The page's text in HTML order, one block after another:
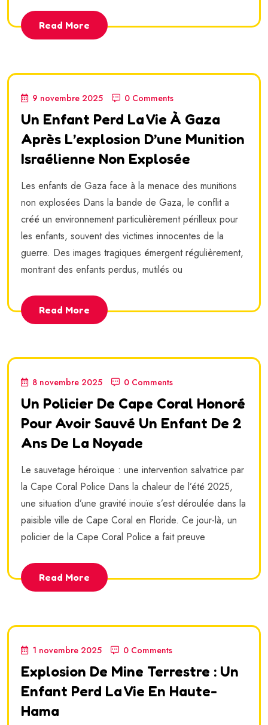
Read More
9 novembre 2025 0 Comments
Un Enfant Perd La Vie À Gaza
Après L’explosion D’une Munition
Israélienne Non Explosée
Les enfants de Gaza face à la menace des munitions
non explosées Dans la bande de Gaza, le conflit a
créé un environnement particulièrement périlleux pour
les enfants, souvent des victimes innocentes de la
guerre. Des images tragiques émergent régulièrement,
montrant des enfants perdus, mutilés ou
Read More
8 novembre 2025 0 Comments
Un Policier De Cape Coral Honoré
Pour Avoir Sauvé Un Enfant De 2
Ans De La Noyade
Le sauvetage héroïque : une intervention salvatrice par
la Cape Coral Police Dans la chaleur de l’été 2025,
une situation d’une gravité inouïe s’est déroulée dans la
paisible ville de Cape Coral en Floride. Ce jour-là, un
policier de la Cape Coral Police a fait preuve
Read More
1 novembre 2025 0 Comments
Explosion De Mine Terrestre : Un
Enfant Perd La Vie En Haute-
Hama